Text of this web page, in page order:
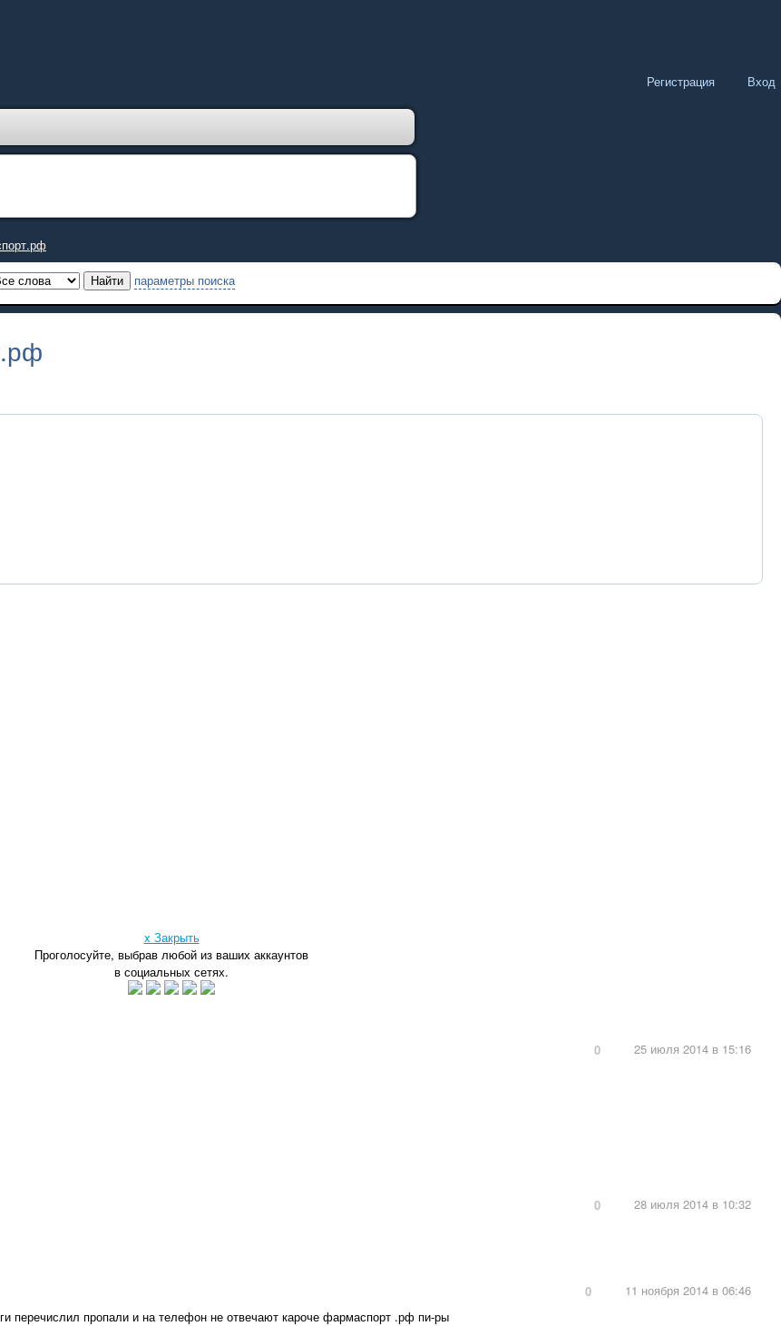
Регистрация Вход
параметры поиска
x Закрыть
Проголосуйте, выбрав любой из ваших аккаунтов
в социальных сетях.
25 июля 2014 в 15:16
0
28 июля 2014 в 10:32
0
11 ноября 2014 в 06:46
0
перечислил пропали и на телефон не отвечают кароче фармаспорт .рф пи-ры